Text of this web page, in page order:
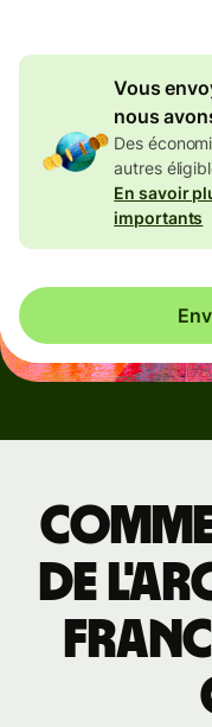
Vous
nous
Des
autres
En savoir
importants
de